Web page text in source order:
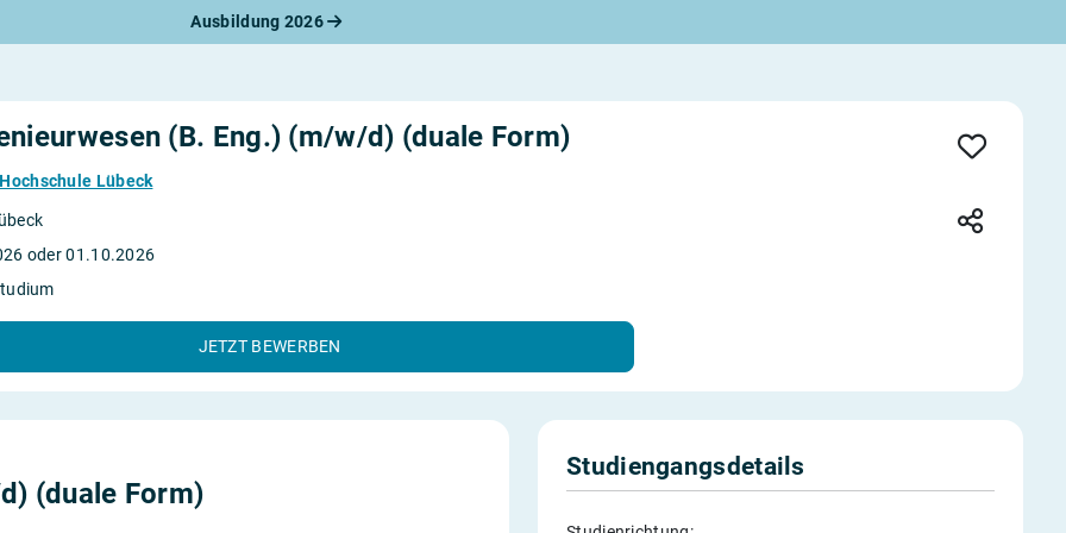
Ausbildung 2026
Bewerbung
Check
(B. Eng.) (m/w/d) (duale Form)
Lübeck
oder 01.10.2026
JETZT BEWERBEN
(duale Form)
Studiengangsdetails